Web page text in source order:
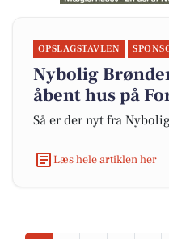
OPSLAGSTAVLEN
Nybolig
åbent hus på
Så er der nyt fra
Læs hele artiklen her